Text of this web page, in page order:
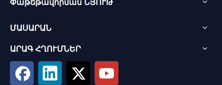
ՄԱՍԱՐԱՆ
ԱՐԱԳ ՀՂՈՒՄՆԵՐ